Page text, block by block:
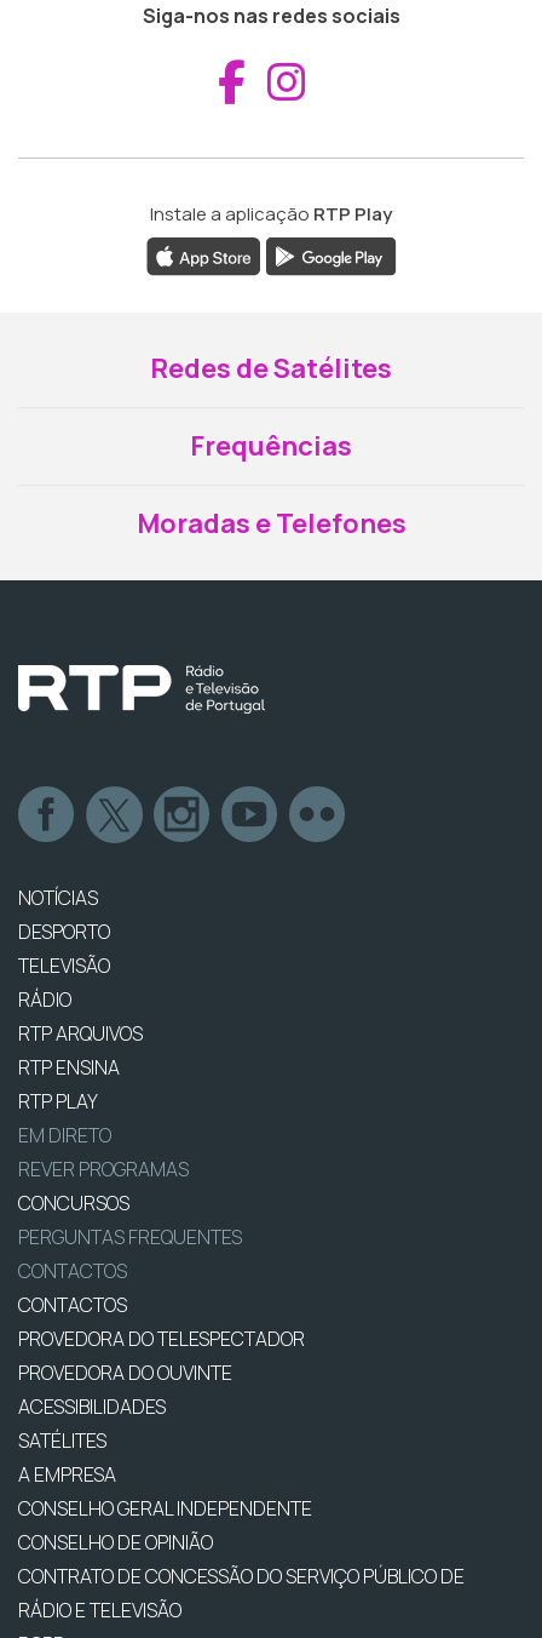
Siga-nos nas redes sociais
Aceder ao
Instale a aplicação RTP Play
Redes de Satélites
Frequências
Moradas e Telefones
NOTÍCIAS
DESPORTO
TELEVISÃO
RÁDIO
RTP ARQUIVOS
RTP ENSINA
RTP PLAY
EM DIRETO
REVER PROGRAMAS
CONCURSOS
PERGUNTAS FREQUENTES
CONTACTOS
CONTACTOS
PROVEDORA DO TELESPECTADOR
PROVEDORA DO OUVINTE
ACESSIBILIDADES
SATÉLITES
A EMPRESA
CONSELHO GERAL INDEPENDENTE
CONSELHO DE OPINIÃO
CONTRATO DE CONCESSÃO DO SERVIÇO PÚBLICO DE
RÁDIO E TELEVISÃO